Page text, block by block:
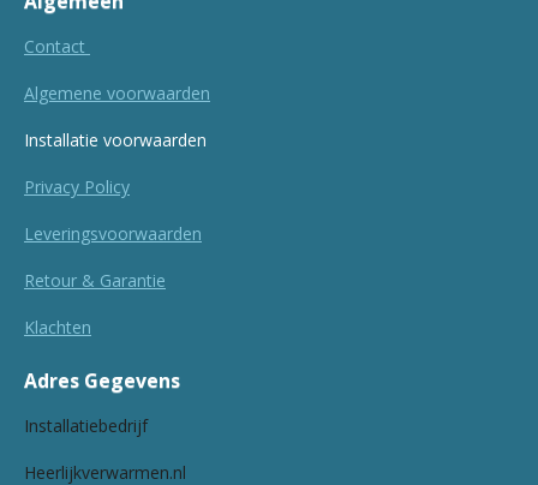
Contact
Algemene voorwaarden
Installatie voorwaarden
Privacy Policy
Leveringsvoorwaarden
Retour & Garantie
Klachten
Adres Gegevens
Installatiebedrijf
Heerlijkverwarmen.nl